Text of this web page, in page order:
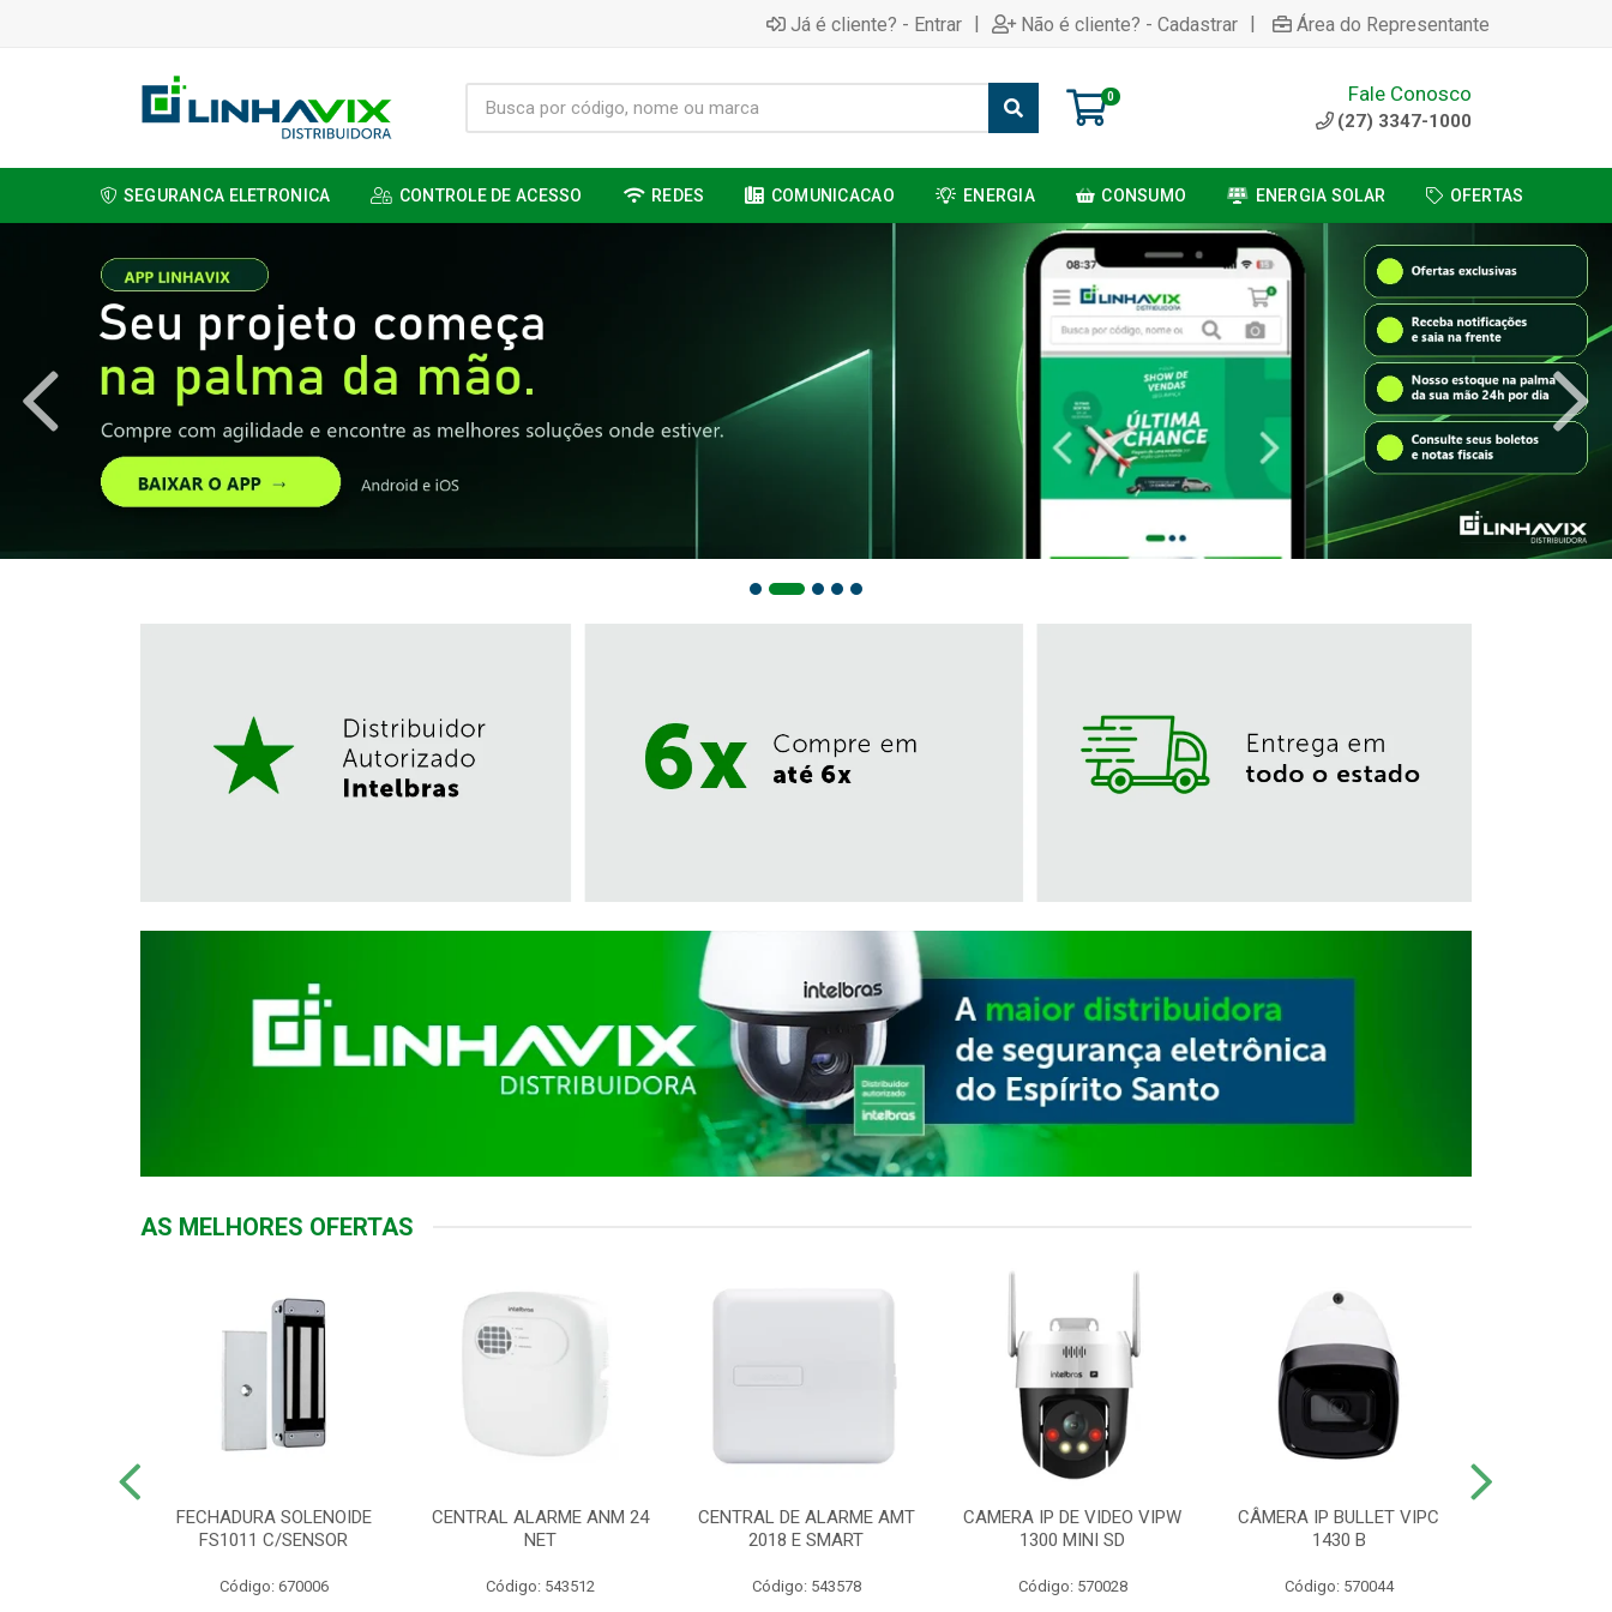
Já é cliente? - Entrar | Não é cliente? - Cadastrar | Área do Representante
0 Fale Conosco
(27) 3347-1000
SEGURANCA ELETRONICA CONTROLE DE ACESSO REDES COMUNICACAO ENERGIA CONSUMO ENERGIA SOLAR OFERTAS
AS MELHORES OFERTAS
FECHADURA SOLENOIDE
FS1011 C/SENSOR
Código: 670006
CENTRAL ALARME ANM 24
NET
Código: 543512
CENTRAL DE ALARME AMT
2018 E SMART
Código: 543578
CAMERA IP DE VIDEO VIPW
1300 MINI SD
Código: 570028
CÂMERA IP BULLET VIPC
1430 B
Código: 570044